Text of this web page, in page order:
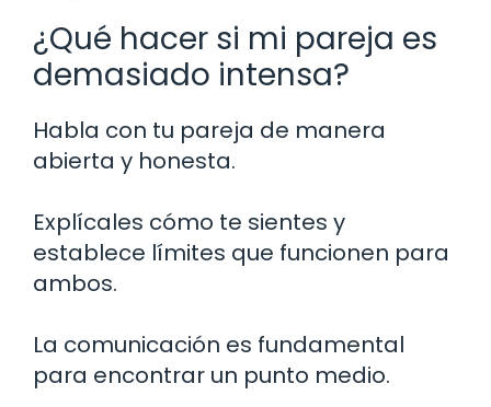
¿Qué hacer si mi pareja es
demasiado intensa?
Habla con tu pareja de manera
abierta y honesta.
Explícales cómo te sientes y
establece límites que funcionen para
ambos.
La comunicación es fundamental
para encontrar un punto medio.